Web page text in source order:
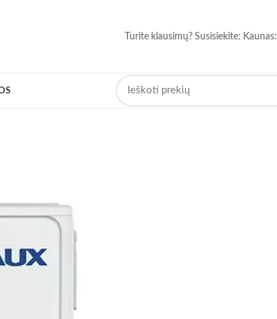
Turite klausimų? Susisiekite: Kaunas: